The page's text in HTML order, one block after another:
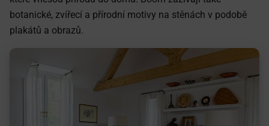
botanické, zvířecí a přírodní motivy na stěnách v podobě
plakátů a obrazů.